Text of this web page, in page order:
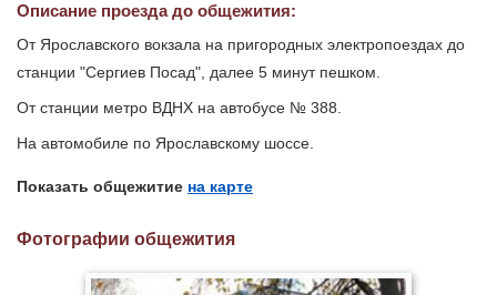
Описание проезда до общежития:
От Ярославского вокзала на пригородных электропоездах до
станции "Сергиев Посад", далее 5 минут пешком.
От станции метро ВДНХ на автобусе № 388.
На автомобиле по Ярославскому шоссе.
Показать общежитие на карте
Фотографии общежития